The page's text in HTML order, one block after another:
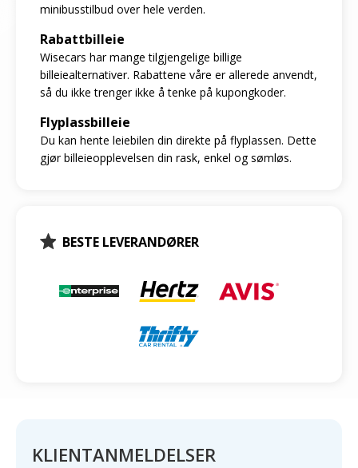
minibusstilbud over hele verden.
Rabattbilleie
Wisecars har mange tilgjengelige billige
billeiealternativer. Rabattene våre er allerede anvendt,
så du ikke trenger ikke å tenke på kupongkoder.
Flyplassbilleie
Du kan hente leiebilen din direkte på flyplassen. Dette
gjør billeieopplevelsen din rask, enkel og sømløs.
BESTE LEVERANDØRER
KLIENTANMELDELSER